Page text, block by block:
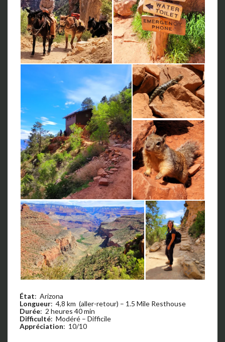
État: Arizona
Longueur: 4,8 km (aller-retour) – 1.5 Mile Resthouse
Durée: 2 heures 40 min
Difficulté: Modéré – Difficile
Appréciation: 10/10